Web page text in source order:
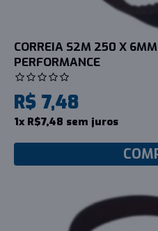
CORREIA S2M 250 X
PERFORMANCE
R$ 7,48
1x R$7,48 sem juros